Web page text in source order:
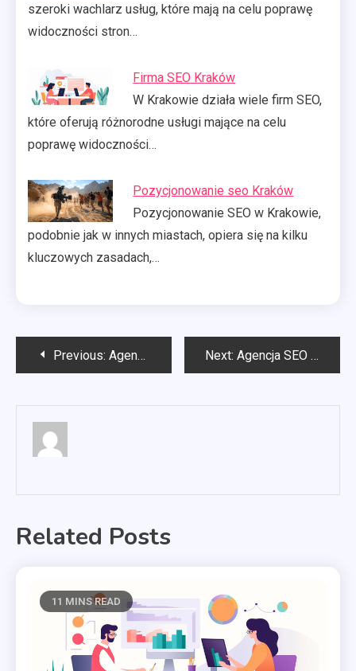
szeroki wachlarz usług, które mają na celu poprawę
widoczności stron…
Firma SEO Kraków
W Krakowie działa wiele firm SEO,
które oferują różnorodne usługi mające na celu
poprawę widoczności…
Pozycjonowanie seo Kraków
Pozycjonowanie SEO w Krakowie,
podobnie jak w innych miastach, opiera się na kilku
kluczowych zasadach,…
Nawigacja
Previous: Agencja SEO Toruń Next: Agencja SEO Wrocław
Related Posts
11 MINS READ